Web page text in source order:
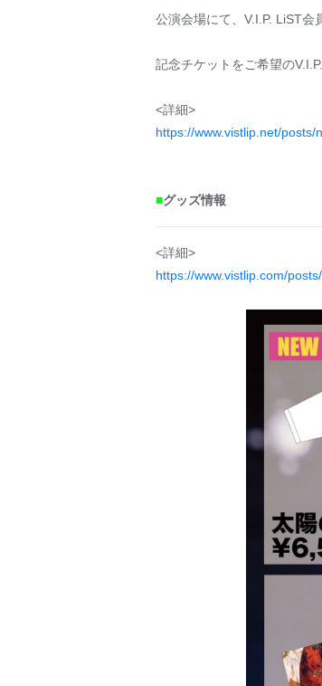
公演会場にて、V.I.P. LiST会
記念チケットをご希望の
<詳細>
https://www.vistlip.net/posts/
■グッズ情報
<詳細>
https://www.vistlip.com/